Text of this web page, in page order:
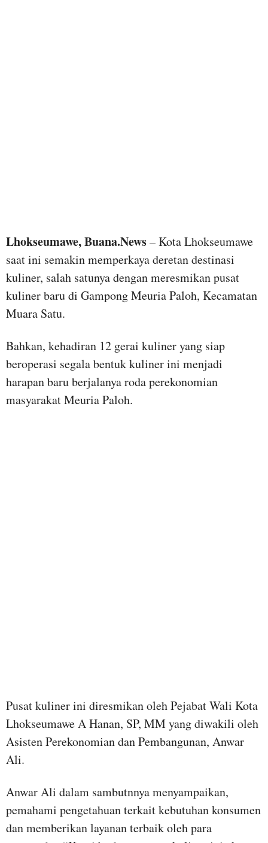
Lhokseumawe, Buana.News– Kota Lhokseumawe
saat ini semakin memperkaya deretan destinasi
kuliner, salah satunya dengan meresmikan pusat
kuliner baru di Gampong Meuria Paloh, Kecamatan
Muara Satu.
Bahkan, kehadiran 12 gerai kuliner yang siap
beroperasi segala bentuk kuliner ini menjadi
harapan baru berjalanya roda perekonomian
masyarakat Meuria Paloh.
Pusat kuliner ini diresmikan oleh Pejabat Wali Kota
Lhokseumawe A Hanan, SP, MM yang diwakili oleh
Asisten Perekonomian dan Pembangunan, Anwar
Ali.
Anwar Ali dalam sambutnnya menyampaikan,
pemahami pengetahuan terkait kebutuhan konsumen
dan memberikan layanan terbaik oleh para